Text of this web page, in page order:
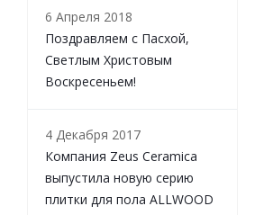
6 Апреля 2018
Поздравляем с Пасхой,
Светлым Христовым
Воскресеньем!
4 Декабря 2017
Компания Zeus Ceramica
выпустила новую серию
плитки для пола ALLWOOD